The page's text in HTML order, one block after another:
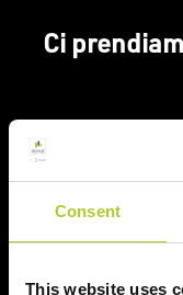
Consent
This website uses
Ci
consolidata